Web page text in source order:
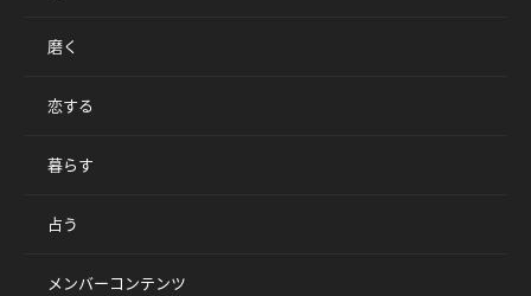
磨く
恋する
暮らす
占う
メンバーコンテンツ